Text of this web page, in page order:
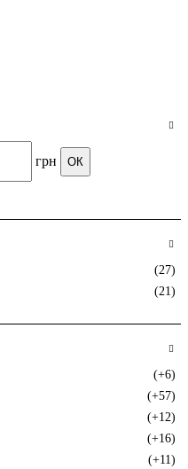
грн ОК
(27)
(21)
(+6)
(+57)
(+12)
(+16)
(+11)